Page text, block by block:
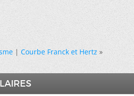
|Courbe Franck et Hertz »